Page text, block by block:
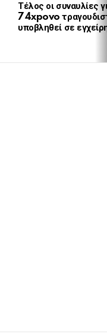
Τέλος οι συναυλίες
74xpovo
υποβληθεί σε